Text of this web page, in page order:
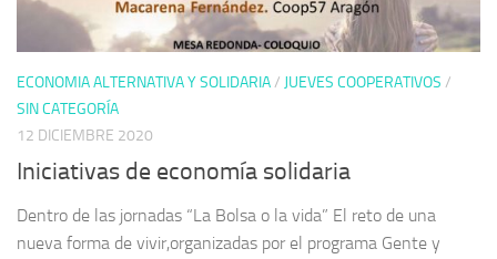
ECONOMIA ALTERNATIVA Y SOLIDARIA/ JUEVES COOPERATIVOS /
SIN CATEGORÍA
12 DICIEMBRE 2020
Iniciativas de economía solidaria
Dentro de las jornadas “La Bolsa o la vida” El reto de una
nueva forma de vivir,organizadas por el programa Gente y